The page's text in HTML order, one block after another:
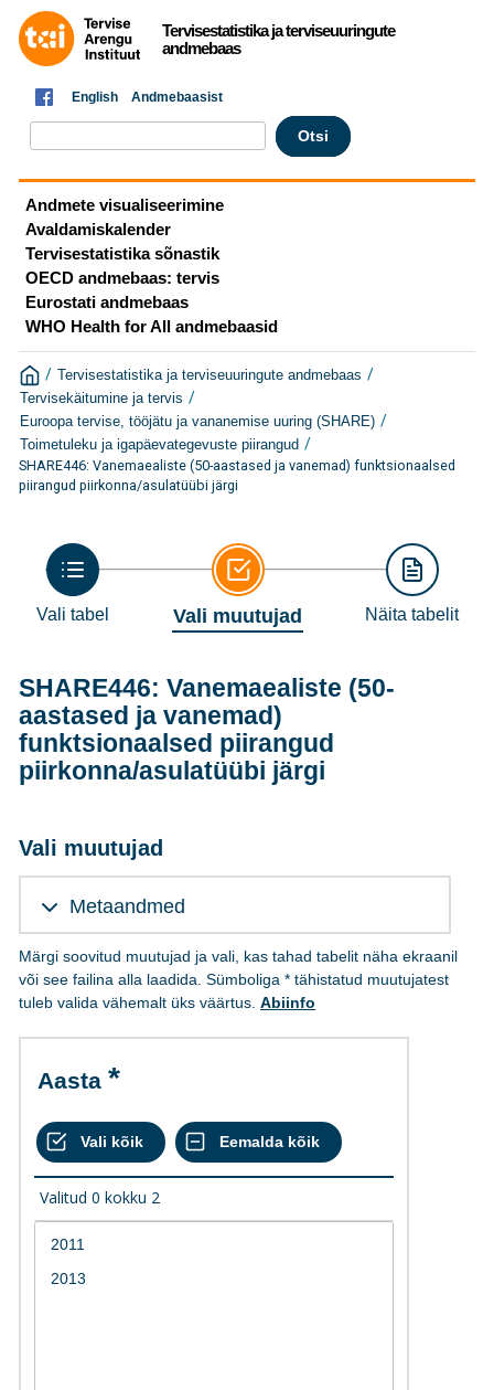
Tervisestatistika ja terviseuuringute
andmebaas
English Andmebaasist
Andmete visualiseerimine
Avaldamiskalender
Tervisestatistika sõnastik
OECD andmebaas: tervis
Eurostati andmebaas
WHO Health for All andmebaasid
/ Tervisestatistika ja terviseuuringute andmebaas /
Tervisekäitumine ja tervis /
Euroopa tervise, tööjätu ja vananemise uuring (SHARE) /
Toimetuleku ja igapäevategevuste piirangud /
SHARE446: Vanemaealiste (50-aastased ja vanemad) funktsionaalsed
piirangud piirkonna/asulatüübi järgi
Vali tabel Vali muutujad Näita tabelit
SHARE446: Vanemaealiste (50-
aastased ja vanemad)
funktsionaalsed piirangud
piirkonna/asulatüübi järgi
Vali muutujad
Metaandmed
Märgi soovitud muutujad ja vali, kas tahad tabelit näha ekraanil
või see failina alla laadida. Sümboliga * tähistatud muutujatest
tuleb valida vähemalt üks väärtus. Abiinfo
Aasta
Valitud 0 kokku 2